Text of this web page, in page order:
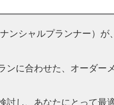
ンシャルプランナー）が
ンに合わせた、オーダー
討し、あなたにとって最